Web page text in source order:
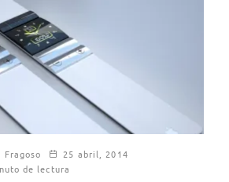
Fragoso
25 abril, 2014
de lectura